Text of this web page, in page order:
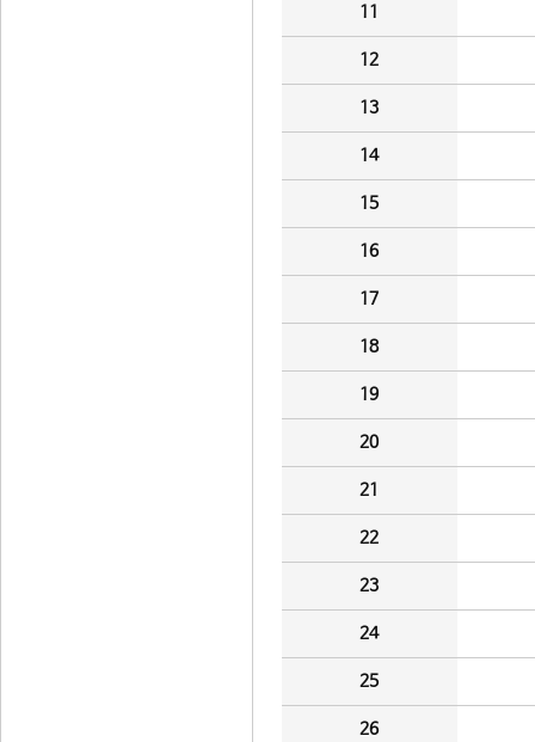
11
12
13
14
15
16
17
18
19
20
21
22
23
24
25
26